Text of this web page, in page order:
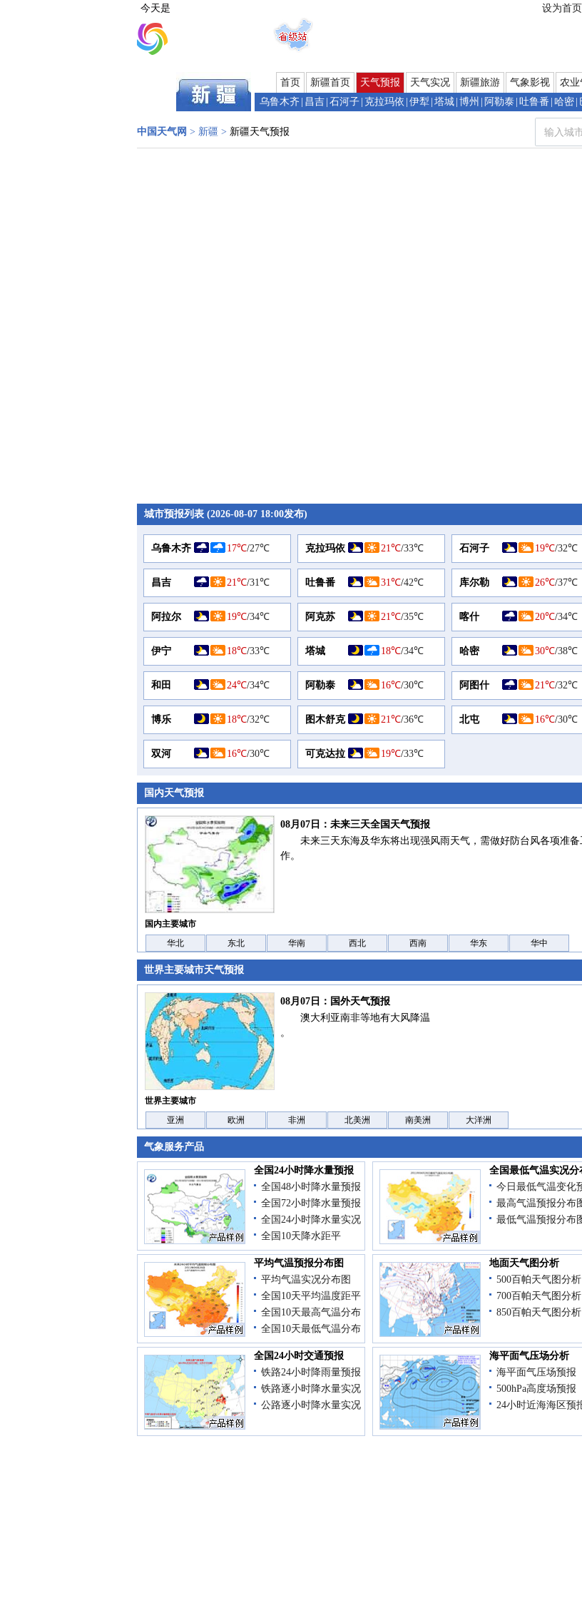
今天是 设为首页
首页 新疆首页 天气预报 天气实况 新疆旅游 气象影视 农业
乌鲁木齐 昌吉 石河子 克拉玛依 伊犁 塔城 博州 阿勒泰 吐鲁番 哈密
中国天气网 > 新疆 > 新疆天气预报
城市预报列表 (2026-08-07 18:00发布)
乌鲁木齐 17℃/27℃ 克拉玛依 21℃/33℃ 石河子 19℃/32℃
昌吉 21℃/31℃ 吐鲁番 31℃/42℃ 库尔勒 26℃/37℃
阿拉尔 19℃/34℃ 阿克苏 21℃/35℃ 喀什 20℃/34℃
伊宁 18℃/33℃ 塔城 18℃/34℃ 哈密 30℃/38℃
和田 24℃/34℃ 阿勒泰 16℃/30℃ 阿图什 21℃/32℃
博乐 18℃/32℃ 图木舒克 21℃/36℃ 北屯 16℃/30℃
双河 16℃/30℃ 可克达拉 19℃/33℃
国内天气预报
08月07日：未来三天全国天气预报
未来三天东海及华东将出现强风雨天气，需做好防台风各项准备
作。
国内主要城市
华北
东北 华南 西北 西南 华东 华中
世界主要城市天气预报
08月07日：国外天气预报
澳大利亚南非等地有大风降温
。
世界主要城市
亚洲
欧洲 非洲 北美洲 南美洲 大洋洲
气象服务产品
全国24小时降水量预报
全国48小时降水量预报
全国72小时降水量预报
全国24小时降水量实况
全国10天降水距平
全国最低气温实况分
今日最低气温变化
最高气温预报分布
最低气温预报分布
平均气温预报分布图
平均气温实况分布图
全国10天平均温度距平
全国10天最高气温分布
全国10天最低气温分布
地面天气图分析
500百帕天气图分析
700百帕天气图分析
850百帕天气图分析
全国24小时交通预报
铁路24小时降雨量预报
铁路逐小时降水量实况
公路逐小时降水量实况
海平面气压场分析
海平面气压场预报
500hPa高度场预报
24小时近海海区预